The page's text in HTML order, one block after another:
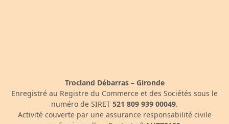
Trocland Débarras – Gironde
Enregistré au Registre du Commerce et des Sociétés sous le
numéro de SIRET 521 809 939 00049.
Activité couverte par une assurance responsabilité civile